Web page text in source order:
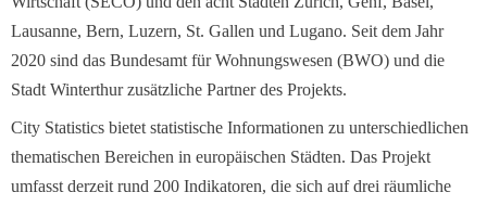
Lausanne, Bern, Luzern, St. Gallen und Lugano. Seit dem Jahr
2020 sind das Bundesamt für Wohnungswesen (BWO) und die
Stadt Winterthur zusätzliche Partner des Projekts.
City Statistics bietet statistische Informationen zu unterschiedlichen
thematischen Bereichen in europäischen Städten. Das Projekt
umfasst derzeit rund 200 Indikatoren, die sich auf drei räumliche